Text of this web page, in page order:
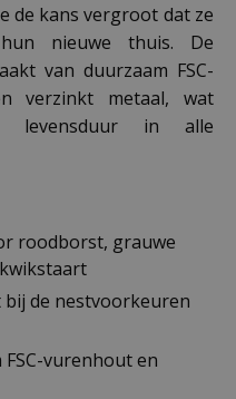
de kans vergroot dat ze
nieuwe thuis. De
van duurzaam FSC-
verzinkt metaal, wat
in alle
roodborst, grauwe
de nestvoorkeuren
vurenhout en